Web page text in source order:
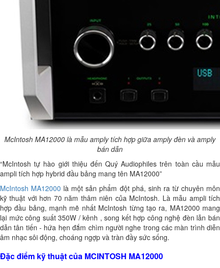
McIntosh MA12000 là mẫu amply tích hợp giữa amply đèn và amply
bán dẫn
“McIntosh tự hào giới thiệu đến Quý Audiophiles trên toàn cầu mẫu
ampli tích hợp hybrid đầu bảng mang tên MA12000”
McIntosh MA12000 là một sản phẩm đột phá, sinh ra từ chuyên môn
kỹ thuật với hơn 70 năm thâm niên của McIntosh. Là mẫu ampli tích
hợp đầu bảng, mạnh mẽ nhất McIntosh từng tạo ra, MA12000 mang
lại mức công suất 350W / kênh , song kết hợp công nghệ đèn lẫn bán
dẫn tân tiến - hứa hẹn đắm chìm người nghe trong các màn trình diễn
âm nhạc sôi động, choáng ngợp và tràn đầy sức sống.
Đặc điểm kỹ thuật của MCINTOSH MA12000